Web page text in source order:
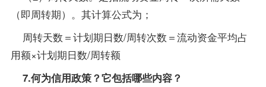
（即周转期）。其计算公式为；
周转天数＝计划期日数/周转次数＝流动资金平均占
用额×计划期日数/周转额
7.何为信用政策？它包括哪些内容？